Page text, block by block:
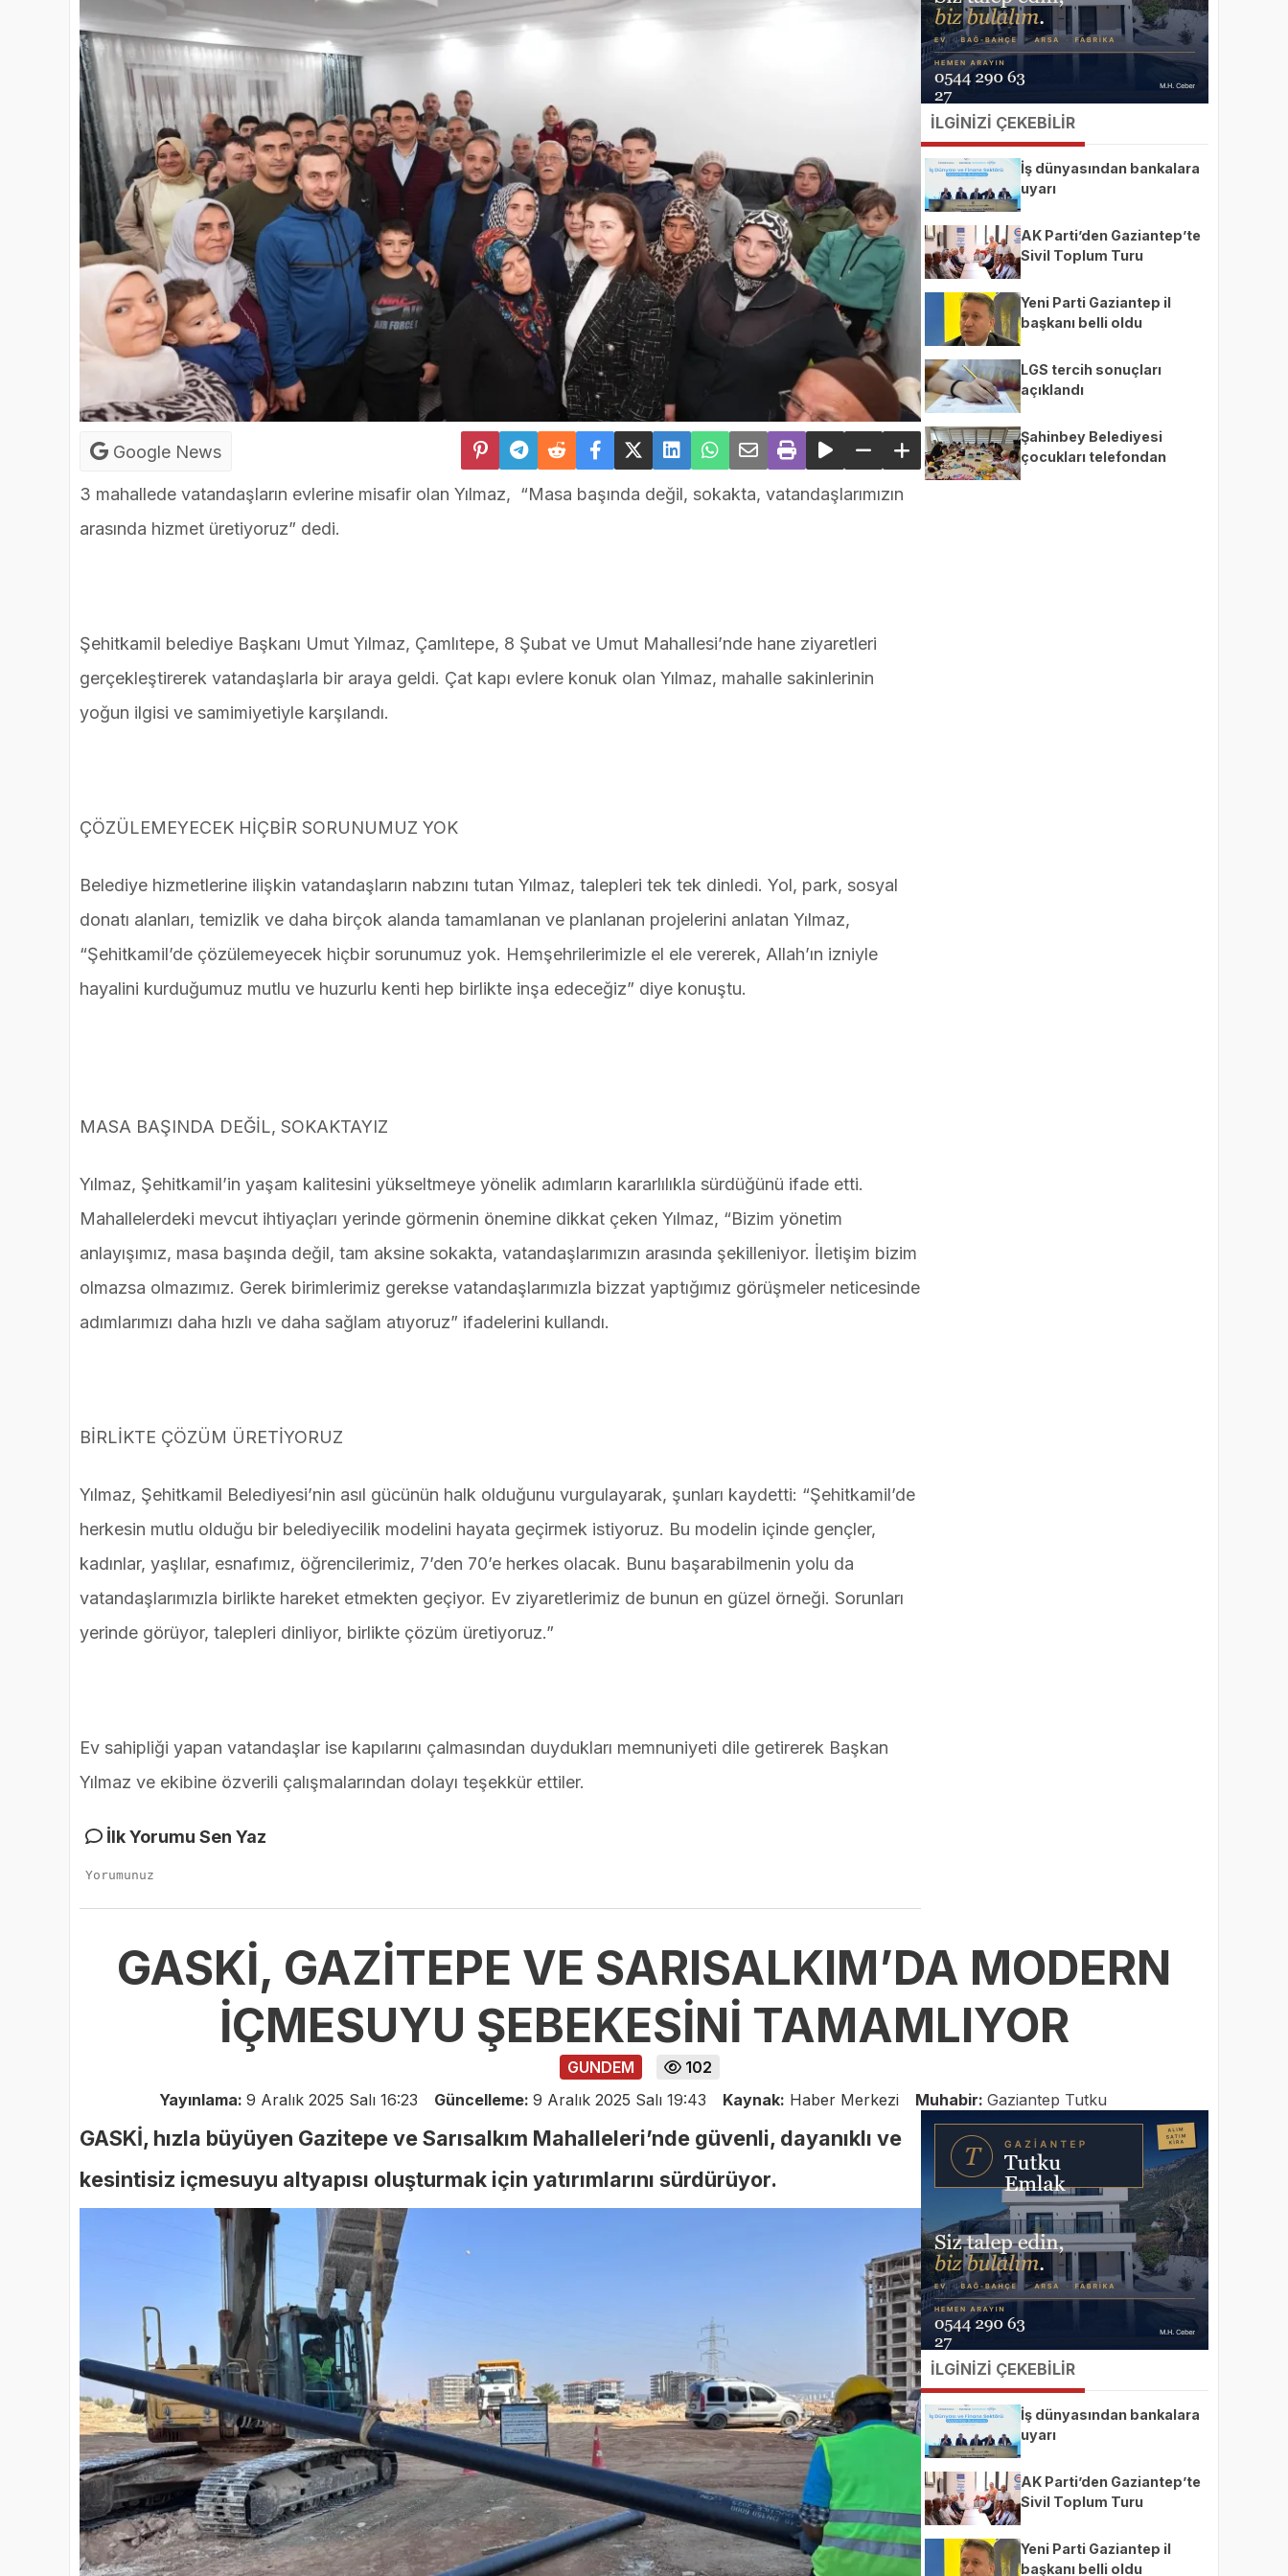
Google News
3 mahallede vatandaşların evlerine misafir olan Yılmaz, “Masa başında değil, sokakta, vatandaşlarımızın
arasında hizmet üretiyoruz” dedi.
Şehitkamil belediye Başkanı Umut Yılmaz, Çamlıtepe, 8 Şubat ve Umut Mahallesi’nde hane ziyaretleri
gerçekleştirerek vatandaşlarla bir araya geldi. Çat kapı evlere konuk olan Yılmaz, mahalle sakinlerinin
yoğun ilgisi ve samimiyetiyle karşılandı.
ÇÖZÜLEMEYECEK HİÇBİR SORUNUMUZ YOK
Belediye hizmetlerine ilişkin vatandaşların nabzını tutan Yılmaz, talepleri tek tek dinledi. Yol, park, sosyal
donatı alanları, temizlik ve daha birçok alanda tamamlanan ve planlanan projelerini anlatan Yılmaz,
“Şehitkamil’de çözülemeyecek hiçbir sorunumuz yok. Hemşehrilerimizle el ele vererek, Allah’ın izniyle
hayalini kurduğumuz mutlu ve huzurlu kenti hep birlikte inşa edeceğiz” diye konuştu.
MASA BAŞINDA DEĞİL, SOKAKTAYIZ
Yılmaz, Şehitkamil’in yaşam kalitesini yükseltmeye yönelik adımların kararlılıkla sürdüğünü ifade etti.
Mahallelerdeki mevcut ihtiyaçları yerinde görmenin önemine dikkat çeken Yılmaz, “Bizim yönetim
anlayışımız, masa başında değil, tam aksine sokakta, vatandaşlarımızın arasında şekilleniyor. İletişim bizim
olmazsa olmazımız. Gerek birimlerimiz gerekse vatandaşlarımızla bizzat yaptığımız görüşmeler neticesinde
adımlarımızı daha hızlı ve daha sağlam atıyoruz” ifadelerini kullandı.
BİRLİKTE ÇÖZÜM ÜRETİYORUZ
Yılmaz, Şehitkamil Belediyesi’nin asıl gücünün halk olduğunu vurgulayarak, şunları kaydetti: “Şehitkamil’de
herkesin mutlu olduğu bir belediyecilik modelini hayata geçirmek istiyoruz. Bu modelin içinde gençler,
kadınlar, yaşlılar, esnafımız, öğrencilerimiz, 7’den 70’e herkes olacak. Bunu başarabilmenin yolu da
vatandaşlarımızla birlikte hareket etmekten geçiyor. Ev ziyaretlerimiz de bunun en güzel örneği. Sorunları
yerinde görüyor, talepleri dinliyor, birlikte çözüm üretiyoruz.”
Ev sahipliği yapan vatandaşlar ise kapılarını çalmasından duydukları memnuniyeti dile getirerek Başkan
Yılmaz ve ekibine özverili çalışmalarından dolayı teşekkür ettiler.
İlk Yorumu Sen Yaz
İLGİNİZİ ÇEKEBİLİR
İş dünyasından bankalara
uyarı
AK Parti’den Gaziantep’te
Sivil Toplum Turu
Yeni Parti Gaziantep il
başkanı belli oldu
LGS tercih sonuçları
açıklandı
Şahinbey Belediyesi
çocukları telefondan
GASKİ, GAZİTEPE VE SARISALKIM’DA MODERN
İÇMESUYU ŞEBEKESİNİ TAMAMLIYOR
GUNDEM
102
Yayınlama: 9 Aralık 2025 Salı 16:23 Güncelleme: 9 Aralık 2025 Salı 19:43 Kaynak: Haber Merkezi Muhabir: Gaziantep Tutku
GASKİ, hızla büyüyen Gazitepe ve Sarısalkım Mahalleleri’nde güvenli, dayanıklı ve
kesintisiz içmesuyu altyapısı oluşturmak için yatırımlarını sürdürüyor.
İLGİNİZİ ÇEKEBİLİR
İş dünyasından bankalara
uyarı
AK Parti’den Gaziantep’te
Sivil Toplum Turu
Yeni Parti Gaziantep il
başkanı belli oldu